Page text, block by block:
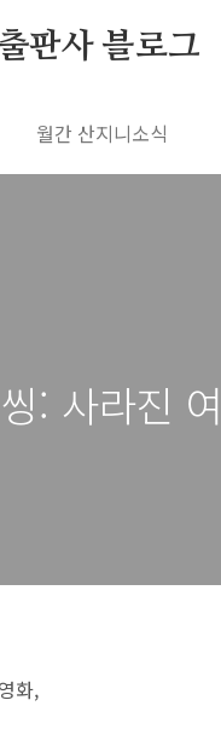
판사 블로그
월간 산지니소식
: 사라진
화,